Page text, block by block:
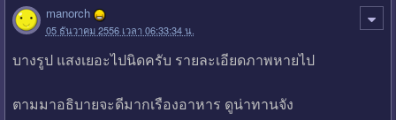
manorch
05 ธันวาคม 2556 เวลา 06:33:34 น.
บางรูป แสงเยอะไปนิดครับ รายละเอียดภาพหายไป
ตามมาอธิบายจะดีมากเรืองอาหาร ดูน่าทานจัง